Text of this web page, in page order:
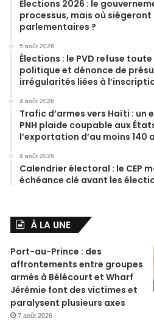
Élections 2026 : le
processus, mais où
parlementaires ?
5 août 2026
Élections : le PVD refuse
politique et dénonce de
irrégularités liées à
4 août 2026
Trafic d’armes vers Haïti : un
PNH plaide coupable aux
l’exportation d’au moins 140
4 août 2026
Calendrier électoral : le CEP
échéance clé avant les
À LA UNE
Port-au-Prince : des
affrontements entre groupes
armés à Bélécourt et Wharf
Jérémie font des victimes et
paralysent plusieurs axes
7 août 2026